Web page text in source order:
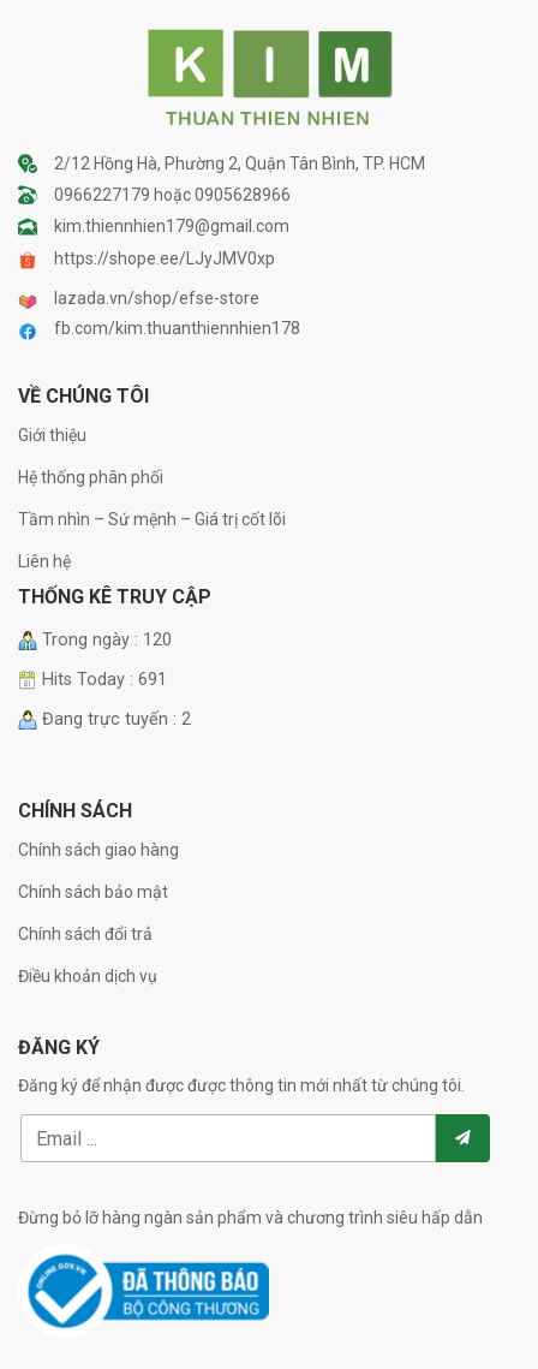
2/12 Hồng Hà, Phường 2, Quận Tân Bình, TP. HCM
0966227179 hoặc 0905628966
kim.thiennhien179@gmail.com
https://shope.ee/LJyJMV0xp
lazada.vn/shop/efse-store
fb.com/kim.thuanthiennhien178
VỀ CHÚNG TÔI
Giới thiệu
Hệ thống phân phối
Tầm nhìn – Sứ mệnh – Giá trị cốt lõi
Liên hệ
THỐNG KÊ TRUY CẬP
Trong ngày : 120
Hits Today : 691
Đang trực tuyến : 2
CHÍNH SÁCH
Chính sách giao hàng
Chính sách bảo mật
Chính sách đổi trả
Điều khoản dịch vụ
ĐĂNG KÝ
Đăng ký để nhận được được thông tin mới nhất từ chúng tôi.
Đừng bỏ lỡ hàng ngàn sản phẩm và chương trình siêu hấp dẫn